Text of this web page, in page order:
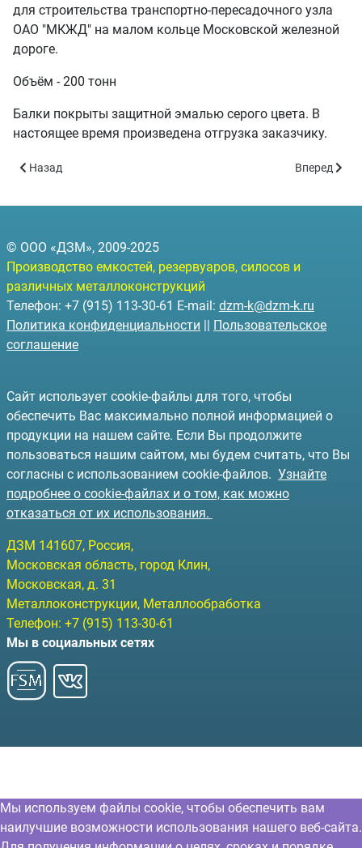
для строительства транспортно-пересадочного узла
ОАО "МКЖД" на малом кольце Московской железной
дороге.
Объём - 200 тонн
Балки покрыты защитной эмалью серого цвета. В
настоящее время произведена отгрузка заказчику.
Предыдущий: Водонапорная башня в Ленинградскую область
Назад Следующий:
Вперед
© ООО «ДЗМ», 2009-2025
Производство емкостей, резервуаров, силосов и
различных металлоконструкций
Телефон: +7 (915) 113-30-61 E-mail: dzm-k@dzm-k.ru
Политика конфиденциальности
Пользовательское
соглашение
Сайт использует cookie-файлы для того, чтобы
обеспечить Вас максимально полной информацией о
продукции на нашем сайте. Если Вы продолжите
пользоваться нашим сайтом, мы будем считать, что Вы
согласны с использованием cookie-файлов. Узнайте
подробнее о cookie-файлах и о том, как можно
отказаться от их использования.
ДЗМ 141607, Россия,
Московская область, город Клин,
Московская, д. 31
Металлоконструкции, Металлообработка
Телефон: +7 (915) 113-30-61
Мы в социальных сетях
Мы используем файлы cookie, чтобы обеспечить вам
наилучшие возможности использования нашего веб-сайта.